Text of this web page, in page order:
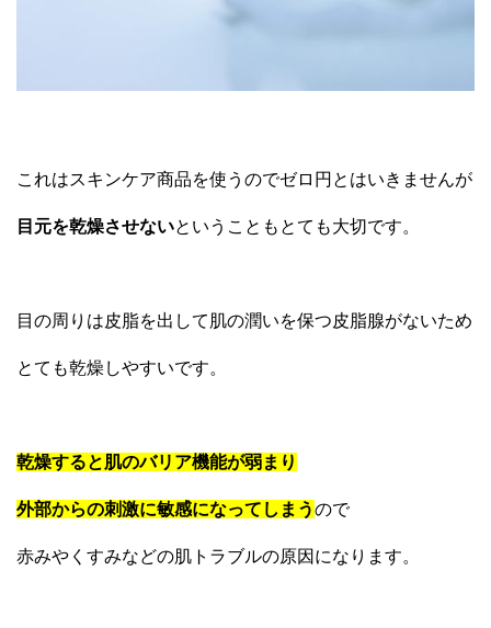
これはスキンケア商品を使うのでゼロ円とはいきませんが
目元を乾燥させないということもとても大切です。
目の周りは皮脂を出して肌の潤いを保つ皮脂腺がないため
とても乾燥しやすいです。
乾燥すると肌のバリア機能が弱まり
外部からの刺激に敏感になってしまうので
赤みやくすみなどの肌トラブルの原因になります。